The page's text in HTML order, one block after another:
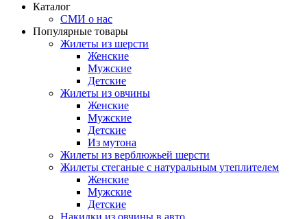
Каталог
СМИ о нас
Популярные товары
Жилеты из шерсти
Женские
Мужские
Детские
Жилеты из овчины
Женские
Мужские
Детские
Из мутона
Жилеты из верблюжьей шерсти
Жилеты стеганые с натуральным утеплителем
Женские
Мужские
Детские
Накидки из овчины в авто